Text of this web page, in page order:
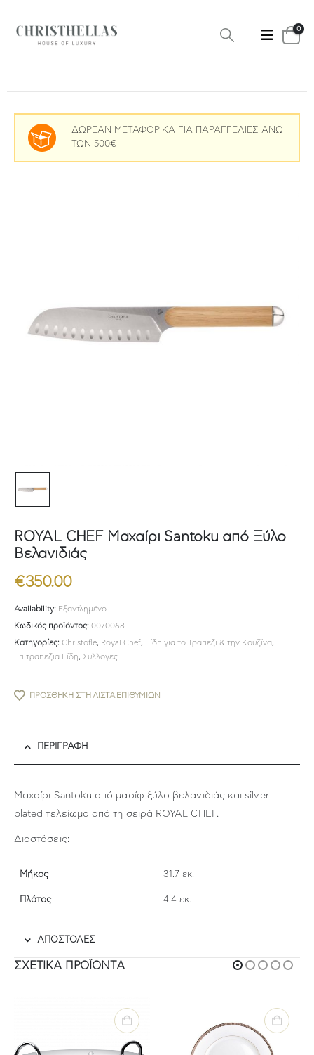
0
ΔΩΡΕΑΝ ΜΕΤΑΦΟΡΙΚΑ ΓΙΑ ΠΑΡΑΓΓΕΛΙΕΣ ΑΝΩ
ΤΩΝ 500€
ROYAL CHEF Μαχαίρι Santoku από Ξύλο
Βελανιδιάς
€350.00
Availability: Εξαντλημένο
Κωδικός προϊόντος: 0070068
Κατηγορίες: Christofle, Royal Chef, Είδη για το Τραπέζι & την Κουζίνα,
Επιτραπέζια Είδη, Συλλογές
ΠΡΟΣΘΉΚΗ ΣΤΗ ΛΊΣΤΑ ΕΠΙΘΥΜΙΏΝ
ΠΕΡΙΓΡΑΦΉ
Μαχαίρι Santoku από μασίφ ξύλο βελανιδιάς και silver
plated τελείωμα από τη σειρά ROYAL CHEF.
Διαστάσεις:
Μήκος 31.7 εκ.
Πλάτος 4.4 εκ.
ΑΠΟΣΤΟΛΕΣ
ΣΧΕΤΙΚΆ ΠΡΟΪΌΝΤΑ